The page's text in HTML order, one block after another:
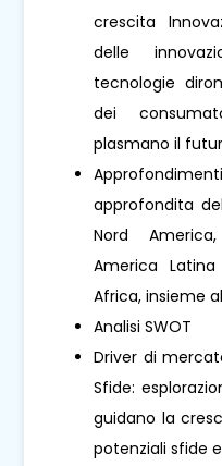
crescita
delle
tecnologie
dei
plasmano il
approfondita
Nord
America
Africa, insieme
Analisi SWOT
Driver di
Sfide:
guidano la
potenziali sfide